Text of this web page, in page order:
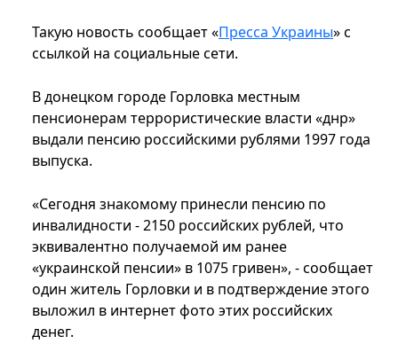
Такую новость сообщает «Пресса Украины» с
ссылкой на социальные сети.
В донецком городе Горловка местным
пенсионерам террористические власти «днр»
выдали пенсию российскими рублями 1997 года
выпуска.
«Сегодня знакомому принесли пенсию по
инвалидности - 2150 российских рублей, что
эквивалентно получаемой им ранее
«украинской пенсии» в 1075 гривен», - сообщает
один житель Горловки и в подтверждение этого
выложил в интернет фото этих российских
денег.